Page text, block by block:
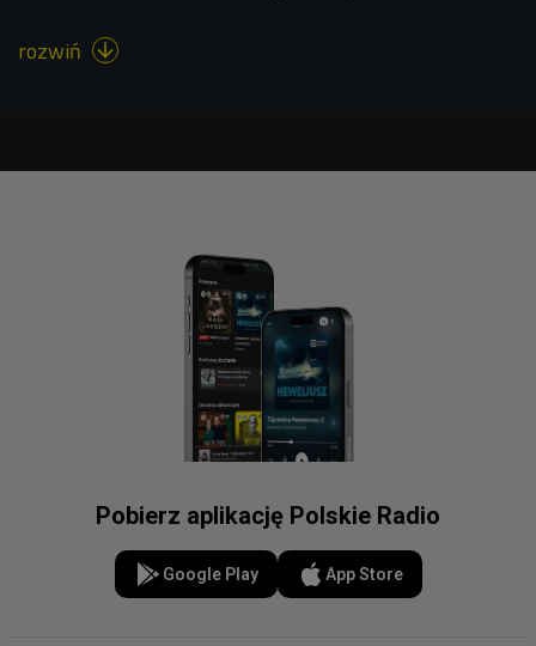
rozwiń 
Pobierz aplikację Polskie Radio
Google Play App Store